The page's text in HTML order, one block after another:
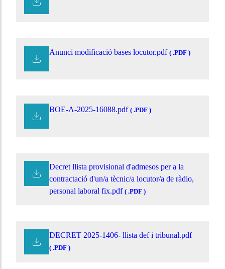
Anunci modificació bases locutor.pdf ( .PDF )
BOE-A-2025-16088.pdf ( .PDF )
Decret llista provisional d'admesos per a la
contractació d'un/a tècnic/a locutor/a de ràdio,
personal laboral fix.pdf ( .PDF )
DECRET 2025-1406- llista def i tribunal.pdf
( .PDF )